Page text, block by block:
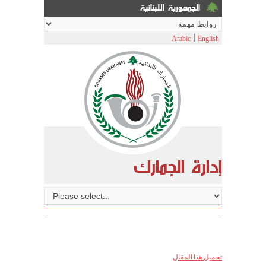
الجمهورية اللبنانية
Arabic English
إدارة الجمارك
تحميل هذا المقال